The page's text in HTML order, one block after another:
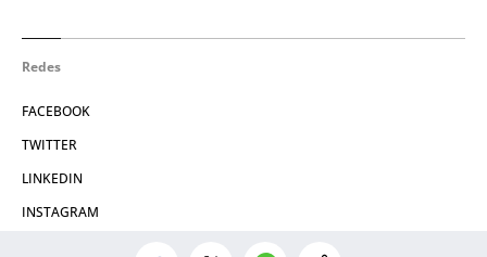
Redes
FACEBOOK
TWITTER
LINKEDIN
INSTAGRAM